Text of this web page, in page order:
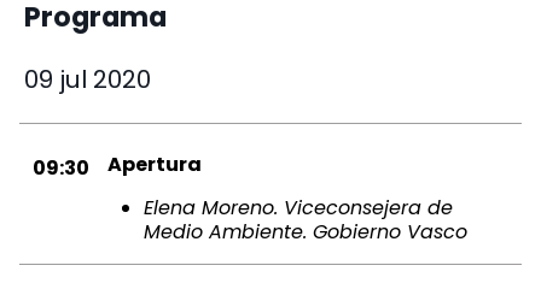
Programa
09 jul 2020
09:30
Apertura
Elena Moreno. Viceconsejera de
Medio Ambiente. Gobierno Vasco